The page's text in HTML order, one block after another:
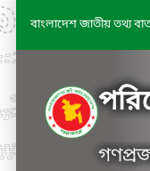
বাংলাদেশ জাতীয় তথ্য